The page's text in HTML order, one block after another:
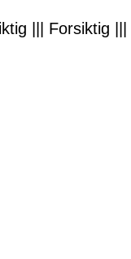
||| Forsiktig |||